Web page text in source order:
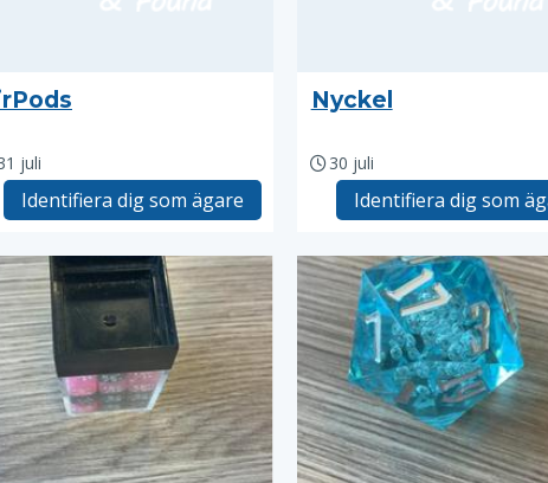
juli
Identifiera dig som ägare
Nyckel
30 juli
Identifiera dig som